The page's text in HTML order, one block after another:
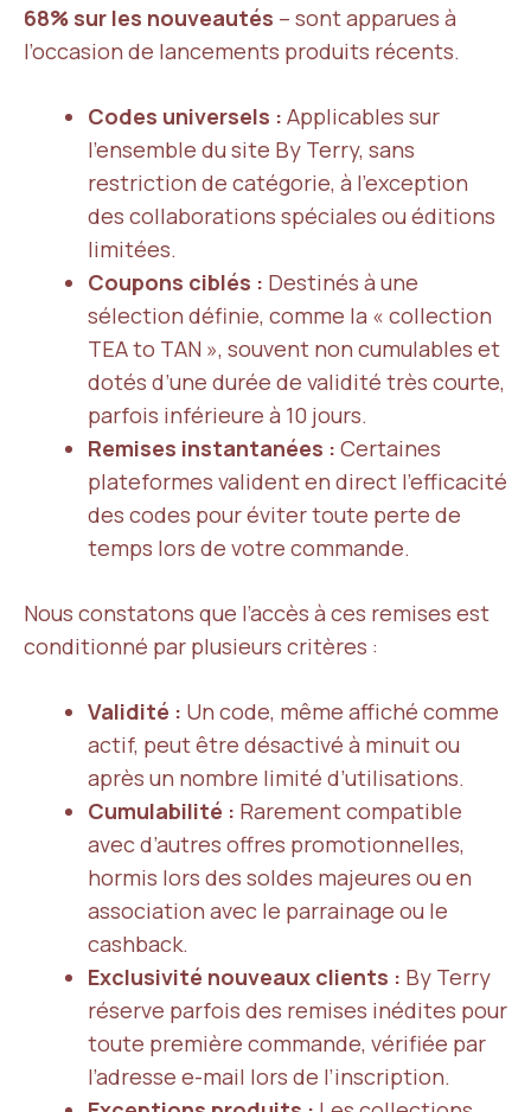
68% sur les nouveautés – sont apparues à
l’occasion de lancements produits récents.
Codes universels : Applicables sur
l’ensemble du site By Terry, sans
restriction de catégorie, à l’exception
des collaborations spéciales ou éditions
limitées.
Coupons ciblés : Destinés à une
sélection définie, comme la « collection
TEA to TAN », souvent non cumulables et
dotés d’une durée de validité très courte,
parfois inférieure à 10 jours.
Remises instantanées : Certaines
plateformes valident en direct l’efficacité
des codes pour éviter toute perte de
temps lors de votre commande.
Nous constatons que l’accès à ces remises est
conditionné par plusieurs critères :
Validité : Un code, même affiché comme
actif, peut être désactivé à minuit ou
après un nombre limité d’utilisations.
Cumulabilité : Rarement compatible
avec d’autres offres promotionnelles,
hormis lors des soldes majeures ou en
association avec le parrainage ou le
cashback.
Exclusivité nouveaux clients : By Terry
réserve parfois des remises inédites pour
toute première commande, vérifiée par
l’adresse e-mail lors de l’inscription.